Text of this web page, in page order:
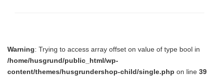
Warning: Trying to access array offset on value of type bool in
/home/husgrund/public_html/wp-
content/themes/husgrundershop-child/single.php on line 39